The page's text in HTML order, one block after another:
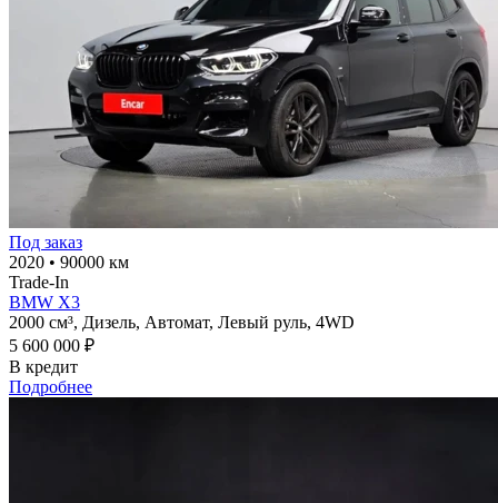
Под заказ
2020 • 90000 км
Trade-In
BMW X3
2000 см³, Дизель, Автомат, Левый руль, 4WD
5 600 000 ₽
В кредит
Подробнее